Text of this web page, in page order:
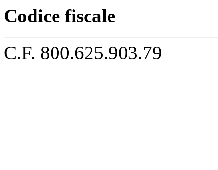
Codice fiscale
C.F. 800.625.903.79